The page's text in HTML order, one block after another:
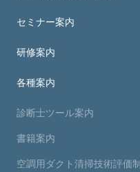
セミナー案内
研修案内
各種案内
診断士ツール案内
書籍案内
空調用ダクト清掃技術評価制